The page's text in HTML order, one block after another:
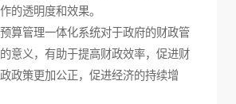
的透明度和效果。
管理一体化系统对于政府的财政管
意义，有助于提高财政效率，促进财
政策更加公正，促进经济的持续增